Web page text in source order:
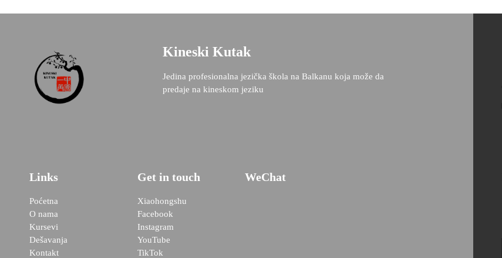
Kineski Kutak
Jedina profesionalna jezička škola na Balkanu koja može da
predaje na kineskom jeziku
Links
Poćetna
O nama
Kursevi
Dešavanja
Kontakt
Get in touch
Xiaohongshu
Facebook
Instagram
YouTube
TikTok
WeChat